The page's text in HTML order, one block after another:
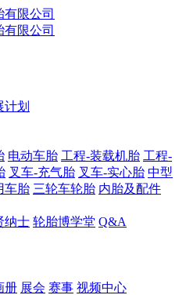
计划
电动车胎 工程-装载机胎 工程-
叉车-充气胎 叉车-实心胎 中型
车胎 三轮车轮胎 内胎及配件
纳士 轮胎博学堂 Q&A
册 展会 赛事 视频中心